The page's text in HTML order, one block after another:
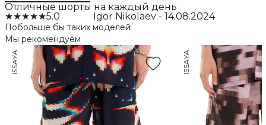
Отличные шорты на каждый день
★★★★★5.0 Igor Nikolaev- 14.08.2024
Побольше бы таких моделей
Мы рекомендуем
ISSAYA ISSAYA